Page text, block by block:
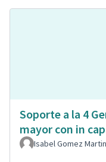
Soporte a la 4
mayor con in
Isabel Gomez Martin